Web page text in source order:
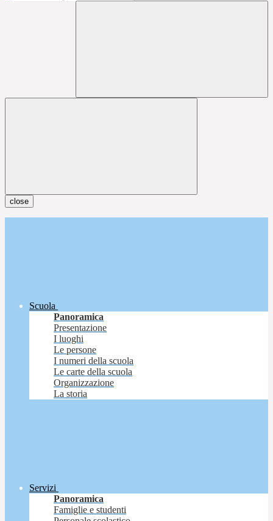
close
Scuola
Panoramica
Presentazione
I luoghi
Le persone
I numeri della scuola
Le carte della scuola
Organizzazione
La storia
Servizi
Panoramica
Famiglie e studenti